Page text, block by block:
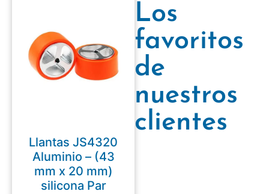
Llantas JS4320
Aluminio – (43
mm x 20 mm)
silicona Par
Los
favoritos
de
nuestros
clientes